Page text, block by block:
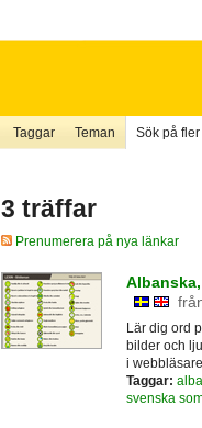
Taggar Teman Sök på fler
3 träffar
Prenumerera på nya länkar
Lär dig ord
bilder och
i
Taggar:
svenska